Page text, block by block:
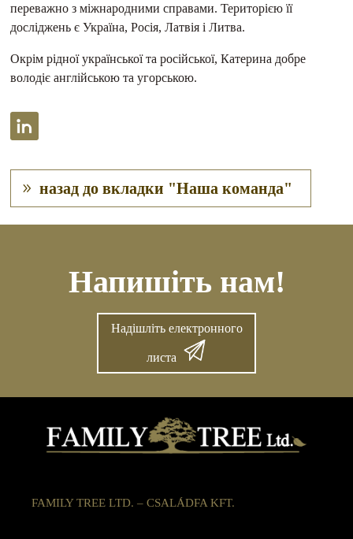
переважно з міжнародними справами. Територією її
досліджень є Україна, Росія, Латвія і Литва.
Окрім рідної української та російської, Катерина добре
володіє англійською та угорською.
назад до вкладки "Наша команда"
Напишіть нам!
Надішліть електронного
листа
FAMILY TREE LTD. – CSALÁDFA KFT.